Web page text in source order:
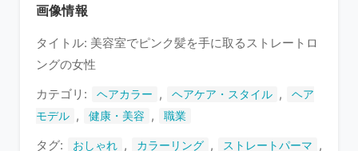
い
す
画像情報
タイトル: 美容室でピンク髪を手に取るストレートロ
ングの女性
カテゴリ:
ヘアカラー , ヘアケア・スタイル ,
ヘア
モデル , 健康・美容 , 職業
タグ: おしゃれ , カラーリング , ストレートパーマ ,